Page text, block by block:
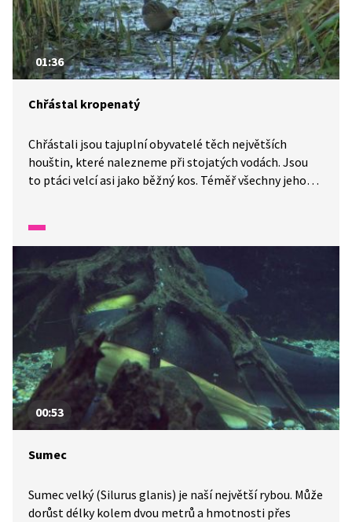
01:36
Chřástal kropenatý
Chřástali jsou tajuplní obyvatelé těch největších
houštin, které nalezneme při stojatých vodách. Jsou
to ptáci velcí asi jako běžný kos. Téměř všechny jeho
u Žehuňského rybníka a v naší přírodě ho najdeme
v počtu přibližně 50 párů. Prostředí, ve kterém
přirozeně žije, z naší přírody mizí, stejně jako tento
bahenní specialista.
00:53
Sumec
Sumec velký (Silurus glanis) je naší největší rybou. Může
dorůst délky kolem dvou metrů a hmotnosti přes